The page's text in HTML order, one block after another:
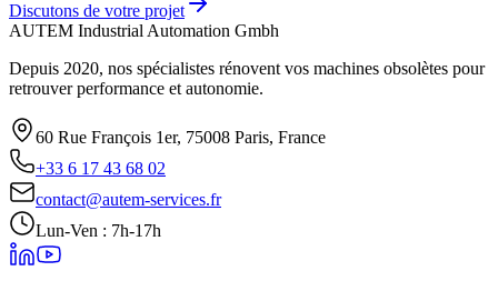
Discutons de votre projet
AUTEM Industrial Automation Gmbh
Depuis 2020, nos spécialistes rénovent vos machines obsolètes pour
retrouver performance et autonomie.
60 Rue François 1er, 75008 Paris, France
+33 6 17 43 68 02
contact@autem-services.fr
Lun-Ven : 7h-17h